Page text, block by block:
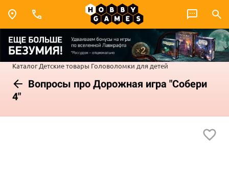
Каталог Детские товары Головоломки для детей
Вопросы про Дорожная игра "Собери
4"